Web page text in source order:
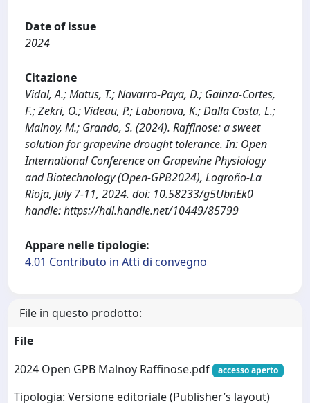
Date of issue
2024
Citazione
Vidal, A.; Matus, T.; Navarro-Paya, D.; Gainza-Cortes,
F.; Zekri, O.; Videau, P.; Labonova, K.; Dalla Costa, L.;
Malnoy, M.; Grando, S. (2024). Raffinose: a sweet
solution for grapevine drought tolerance. In: Open
International Conference on Grapevine Physiology
and Biotechnology (Open-GPB2024), Logroño-La
Rioja, July 7-11, 2024. doi: 10.58233/g5UbnEk0
handle: https://hdl.handle.net/10449/85799
Appare nelle tipologie:
4.01 Contributo in Atti di convegno
File in questo prodotto:
File
2024 Open GPB Malnoy Raffinose.pdf
accesso aperto
Tipologia: Versione editoriale (Publisher’s layout)